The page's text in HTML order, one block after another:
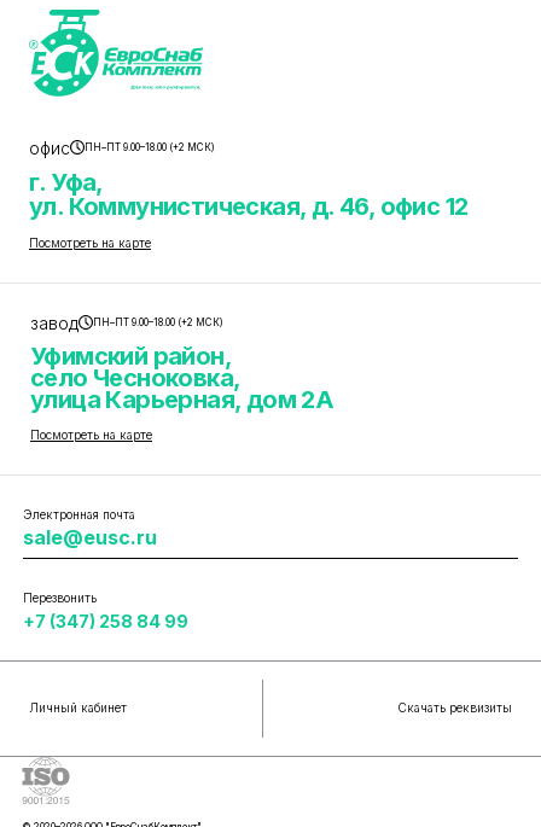
офис ПН–ПТ 9.00–18.00 (+2 МСК)
г. Уфа,
ул. Коммунистическая, д. 46, офис 12
Посмотреть на карте
завод ПН–ПТ 9.00–18.00 (+2 МСК)
Уфимский район,
село Чесноковка,
улица Карьерная, дом 2А
Посмотреть на карте
Электронная почта
sale@eusc.ru
Перезвонить
+7 (347) 258 84 99
Личный кабинет Скачать реквизиты